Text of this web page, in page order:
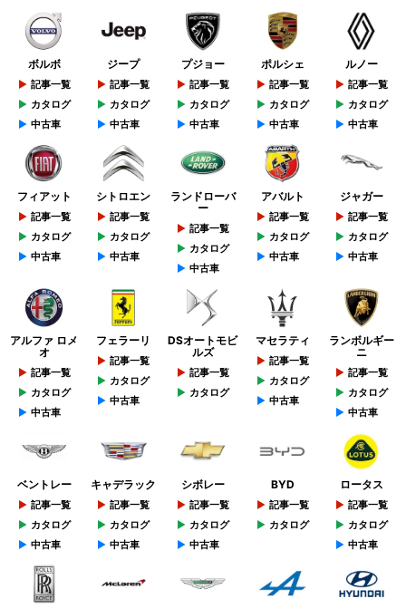
ボルボ
記事一覧
カタログ
中古車
ジープ
記事一覧
カタログ
中古車
プジョー
記事一覧
カタログ
中古車
ポルシェ
記事一覧
カタログ
中古車
ルノー
記事一覧
カタログ
中古車
フィアット
記事一覧
カタログ
中古車
シトロエン
記事一覧
カタログ
中古車
ランドローバ
ー
記事一覧
カタログ
中古車
アバルト
記事一覧
カタログ
中古車
ジャガー
記事一覧
カタログ
中古車
アルファ ロメ
オ
記事一覧
カタログ
中古車
フェラーリ
記事一覧
カタログ
中古車
DSオートモビ
ルズ
記事一覧
カタログ
マセラティ
記事一覧
カタログ
中古車
ランボルギー
ニ
記事一覧
カタログ
中古車
ベントレー
記事一覧
カタログ
中古車
キャデラック
記事一覧
カタログ
中古車
シボレー
記事一覧
カタログ
中古車
BYD
記事一覧
カタログ
ロータス
記事一覧
カタログ
中古車